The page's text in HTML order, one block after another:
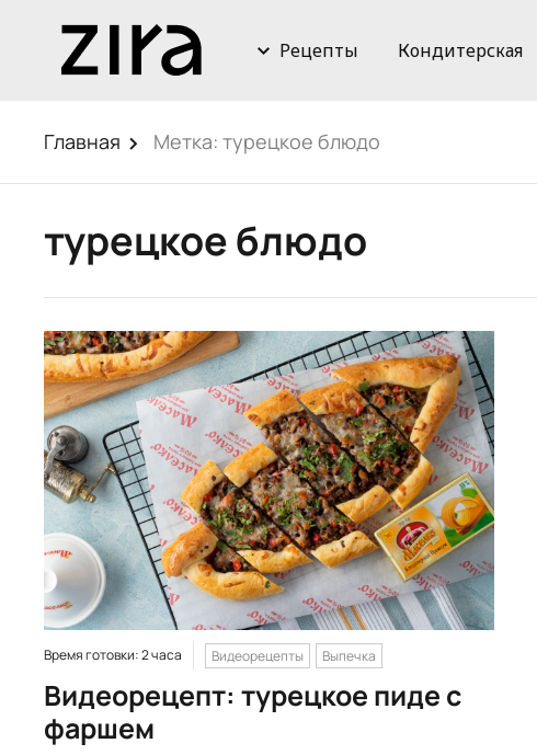
Рецепты Кондитерская
Главная Метка: турецкое блюдо
турецкое блюдо
Время готовки: 2 часа Видеорецепты Выпечка
Видеорецепт: турецкое пиде с
фаршем